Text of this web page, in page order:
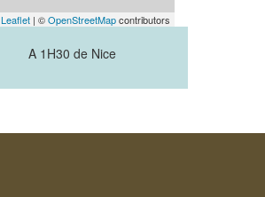
Leaflet | ©OpenStreetMapcontributors
A 1H30 de Nice